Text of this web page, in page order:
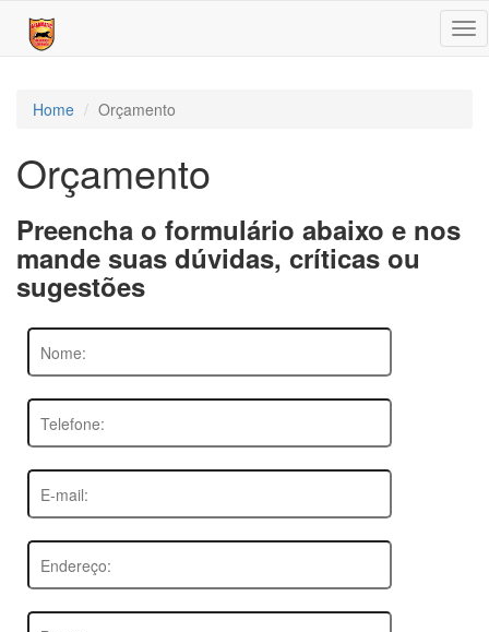
Home Orçamento
Orçamento
Preencha o formulário abaixo e nos
mande suas dúvidas, críticas ou
sugestões